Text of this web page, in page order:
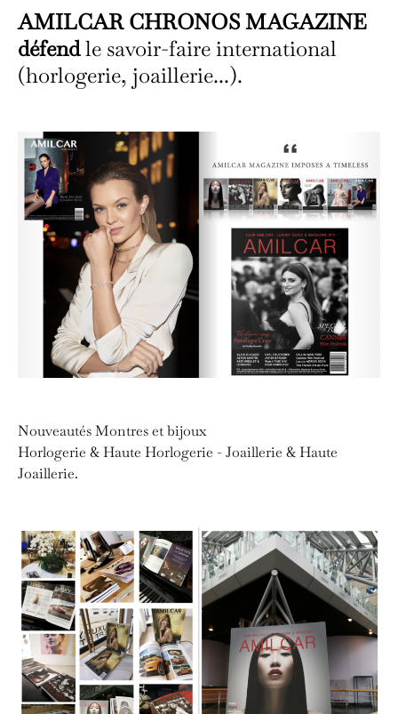
AMILCAR CHRONOS MAGAZINE
défendle savoir-faire international
(horlogerie, joaillerie...).
Nouveautés Montres et bijoux
Horlogerie & Haute Horlogerie - Joaillerie & Haute
Joaillerie.